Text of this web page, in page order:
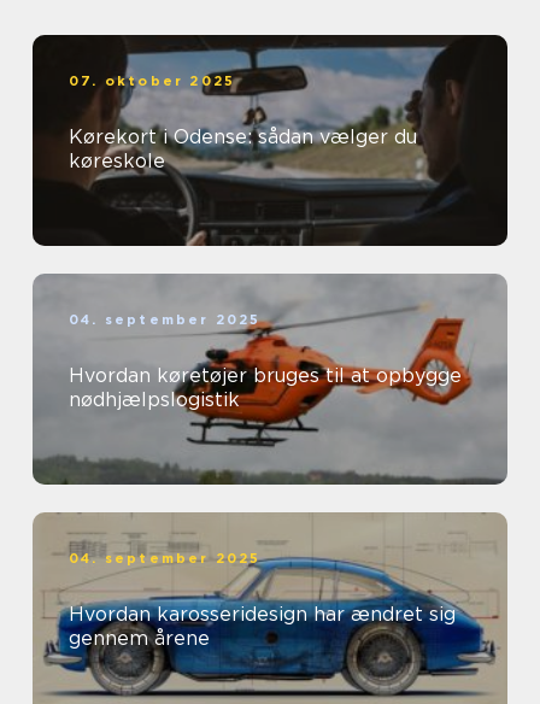
07. oktober 2025
Kørekort i Odense: sådan vælger du
køreskole
04. september 2025
Hvordan køretøjer bruges til at opbygge
nødhjælpslogistik
04. september 2025
Hvordan karosseridesign har ændret sig
gennem årene